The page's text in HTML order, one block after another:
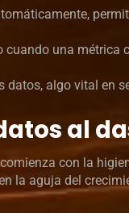
una métrica
algo vital en
al
con la
la aguja del